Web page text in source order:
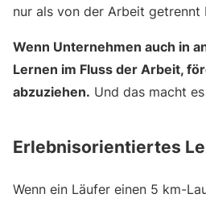
nur als von der Arbeit getrennt
Wenn Unternehmen auch in
Lernen im Fluss der Arbeit,
abzuziehen. Und das macht
Erlebnisorientiertes
Wenn ein Läufer einen 5 km-